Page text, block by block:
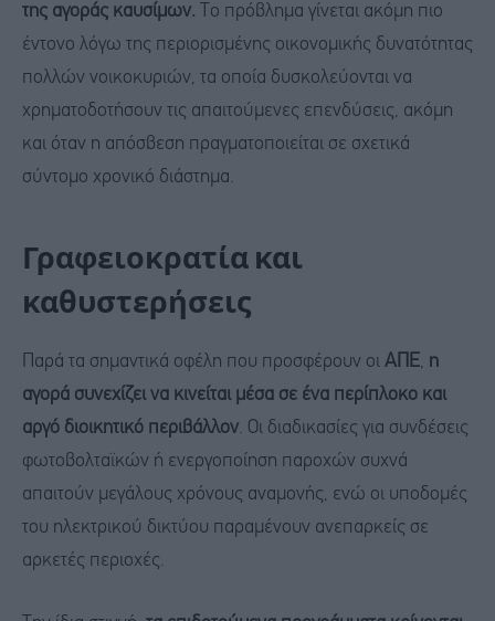
της αγοράς καυσίμων. Το πρόβλημα γίνεται ακόμη πιο
έντονο λόγω της περιορισμένης οικονομικής δυνατότητας
πολλών νοικοκυριών, τα οποία δυσκολεύονται να
χρηματοδοτήσουν τις απαιτούμενες επενδύσεις, ακόμη
και όταν η απόσβεση πραγματοποιείται σε σχετικά
σύντομο χρονικό διάστημα.
Γραφειοκρατία και
καθυστερήσεις
Παρά τα σημαντικά οφέλη που προσφέρουν οι ΑΠΕ, η
αγορά συνεχίζει να κινείται μέσα σε ένα περίπλοκο και
αργό διοικητικό περιβάλλον. Οι διαδικασίες για συνδέσεις
φωτοβολταϊκών ή ενεργοποίηση παροχών συχνά
απαιτούν μεγάλους χρόνους αναμονής, ενώ οι υποδομές
του ηλεκτρικού δικτύου παραμένουν ανεπαρκείς σε
αρκετές περιοχές.